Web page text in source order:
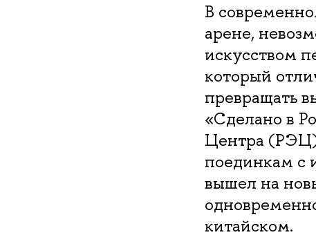
В
арене,
искусством
который
превращать
«Сделано в
Центра (РЭЦ)
поединкам с
вышел на
китайском.